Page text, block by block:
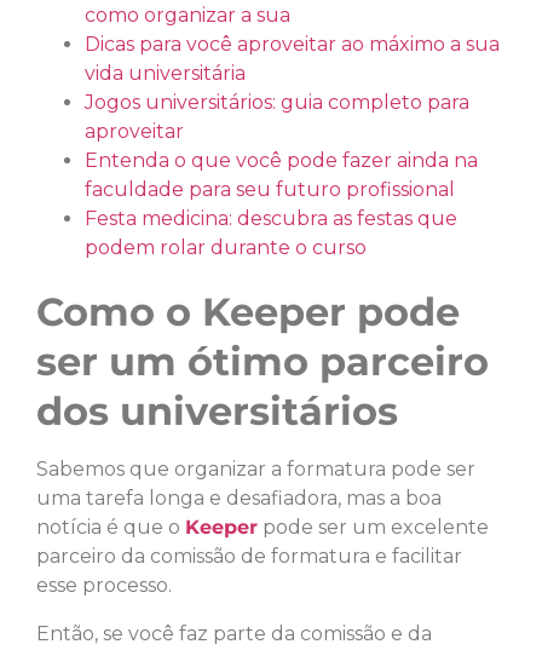
como organizar a sua
Dicas para você aproveitar ao máximo a sua
vida universitária
Jogos universitários: guia completo para
aproveitar
Entenda o que você pode fazer ainda na
faculdade para seu futuro profissional
Festa medicina: descubra as festas que
podem rolar durante o curso
Como o Keeper pode
ser um ótimo parceiro
dos universitários
Sabemos que organizar a formatura pode ser
uma tarefa longa e desafiadora, mas a boa
notícia é que o Keeper pode ser um excelente
parceiro da comissão de formatura e facilitar
esse processo.
Então, se você faz parte da comissão e da